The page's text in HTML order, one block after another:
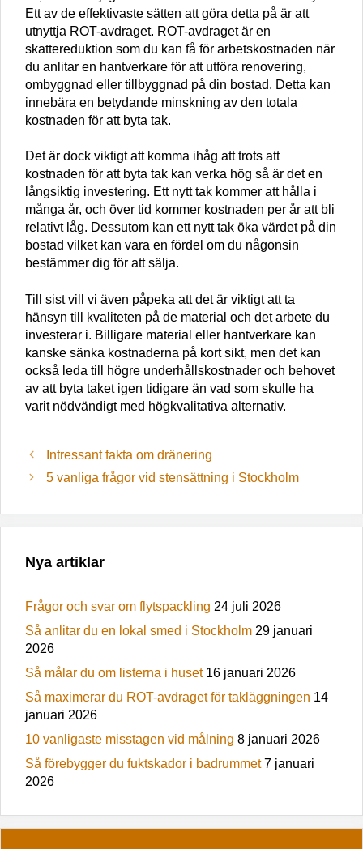
Ett av de effektivaste sätten att göra detta på är att
utnyttja ROT-avdraget. ROT-avdraget är en
skattereduktion som du kan få för arbetskostnaden när
du anlitar en hantverkare för att utföra renovering,
ombyggnad eller tillbyggnad på din bostad. Detta kan
innebära en betydande minskning av den totala
kostnaden för att byta tak.
Det är dock viktigt att komma ihåg att trots att
kostnaden för att byta tak kan verka hög så är det en
långsiktig investering. Ett nytt tak kommer att hålla i
många år, och över tid kommer kostnaden per år att bli
relativt låg. Dessutom kan ett nytt tak öka värdet på din
bostad vilket kan vara en fördel om du någonsin
bestämmer dig för att sälja.
Till sist vill vi även påpeka att det är viktigt att ta
hänsyn till kvaliteten på de material och det arbete du
investerar i. Billigare material eller hantverkare kan
kanske sänka kostnaderna på kort sikt, men det kan
också leda till högre underhållskostnader och behovet
av att byta taket igen tidigare än vad som skulle ha
varit nödvändigt med högkvalitativa alternativ.
Intressant fakta om dränering
5 vanliga frågor vid stensättning i Stockholm
Nya artiklar
Frågor och svar om flytspackling 24 juli 2026
Så anlitar du en lokal smed i Stockholm 29 januari
2026
Så målar du om listerna i huset 16 januari 2026
Så maximerar du ROT-avdraget för takläggningen 14
januari 2026
10 vanligaste misstagen vid målning 8 januari 2026
Så förebygger du fuktskador i badrummet 7 januari
2026